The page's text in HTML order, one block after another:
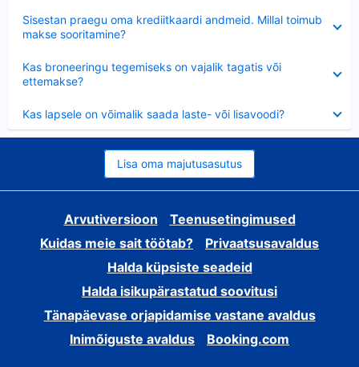
Sisestan praegu oma krediitkaardi andmeid. Millal toimub
makse sooritamine?
Kas broneeringu tegemiseks on vajalik tagatis või
ettemakse?
Kas lapsele on võimalik saada laste- või lisavoodi?
Lisa oma majutusasutus
Arvutiversioon
Teenusetingimused
Kuidas meie sait töötab?
Privaatsusavaldus
Halda küpsiste seadeid
Halda isikupärastatud soovitusi
Tänapäevase orjapidamise vastane avaldus
Inimõiguste avaldus
Booking.com